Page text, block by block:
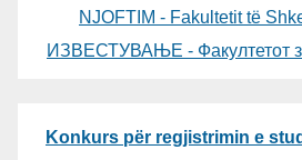
NJOFTIM - Fakultetit të
ИЗВЕСТУВАЊЕ - Факултетот
Konkurs për regjistrimin e